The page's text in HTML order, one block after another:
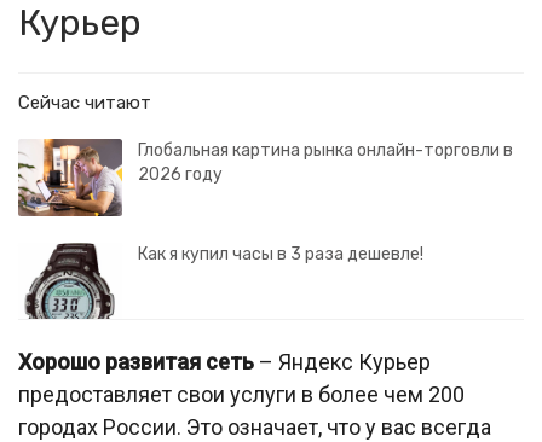
Курьер
Сейчас читают
Глобальная картина рынка онлайн-торговли в
2026 году
Как я купил часы в 3 раза дешевле!
Хорошо развитая сеть – Яндекс Курьер
предоставляет свои услуги в более чем 200
городах России. Это означает, что у вас всегда